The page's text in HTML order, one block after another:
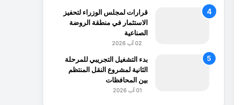
قرارات لمجلس الوزراء لتحفيز
الاستثمار في منطقة الروضة
الصناعية
02 آب 2026
بدء التشغيل التجريبي للمرحلة
الثانية لمشروع النقل المنتظم
بين المحافظات
01 آب 2026